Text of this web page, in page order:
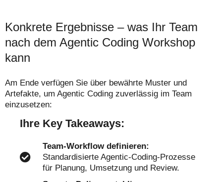
Konkrete Ergebnisse – was Ihr Team
nach dem Agentic Coding Workshop
kann
Am Ende verfügen Sie über bewährte Muster und
Artefakte, um Agentic Coding zuverlässig im Team
einzusetzen:
Ihre Key Takeaways:
Team-Workflow definieren:
Standardisierte Agentic-Coding-Prozesse
für Planung, Umsetzung und Review.